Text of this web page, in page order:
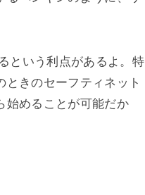
という利点があるよ。特
きのセーフティネット
始めることが可能だか